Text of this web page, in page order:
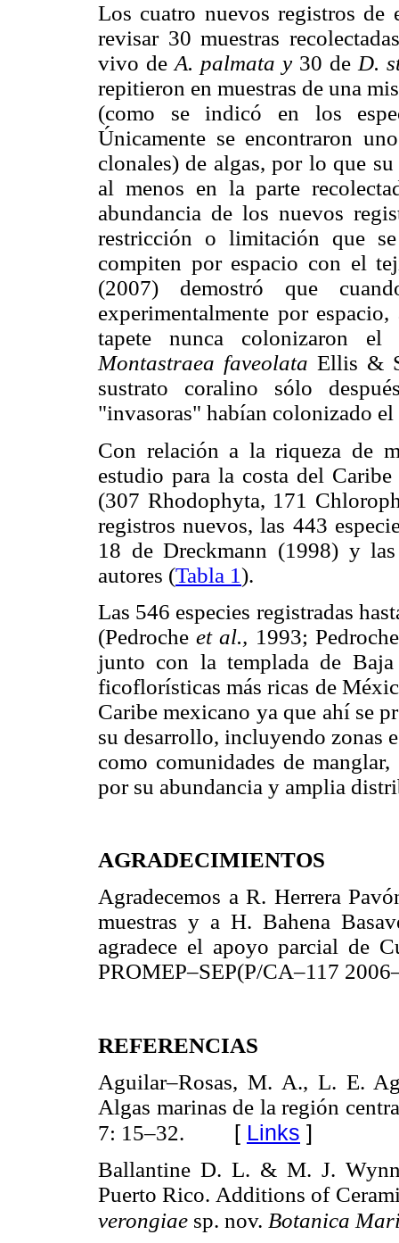
Los cuatro nuevos registros de
revisar 30 muestras
vivo deA. palmata y 30 deD.
repitieron en muestras de una
(como se indicó en los
Únicamente se encontraron
clonales) de algas, por lo que
al menos en la parte
abundancia de los nuevos
restricción o limitación que
compiten por espacio con el
(2007) demostró que
experimentalmente por
tapete nunca colonizaron
Montastraea faveolata Ellis &
sustrato coralino sólo
"invasoras" habían colonizado
Con relación a la riqueza de
estudio para la costa del
(307 Rhodophyta, 171
registros nuevos, las 443
18 de Dreckmann (1998) y
autores (Tabla 1).
Las 546 especies registradas
(Pedrocheet al., 1993;
junto con la templada de
ficoflorísticas más ricas de
Caribe mexicano ya que ahí se
su desarrollo, incluyendo zonas
como comunidades de
por su abundancia y amplia
AGRADECIMIENTOS
Agradecemos a R. Herrera
muestras y a H. Bahena
agradece el apoyo parcial de
PROMEP–SEP(P/CA–117
REFERENCIAS
Aguilar–Rosas, M. A., L. E.
Algas marinas de la región
7: 15–32. [ Links ]
Ballantine D. L. & M. J.
Puerto Rico. Additions of
verongiae sp. nov. Botanica